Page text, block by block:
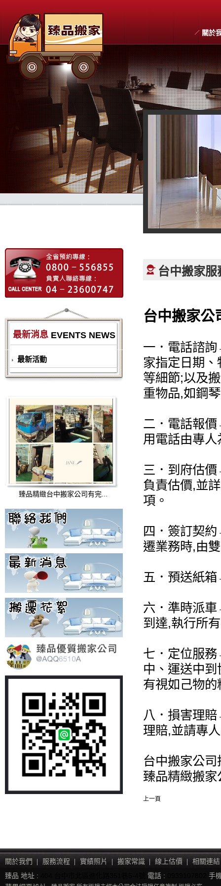
關於
搬家
最新消息 EVENTS NEWS
最新活動
臻品精緻台中搬家公司有完...
台中搬家服
台中搬家公
一．電話諮
家指定日期
等細節;以及
重物品,如鋼
二．電話報
用電話由專
三．到府估
負責估價,並
項。
四．簽訂契
遷業務時,由
五．預送紙
六．準時派
到達,執行所
七．定位服
中、運送中
有視如己物
八．損害理
理賠,並請專
台中搬家公
臻品精緻搬家
上一頁
關於我們 服務流程 實績照片 搬家常識 線上估價
相關連結
臻品 地址 :
電話 :
手